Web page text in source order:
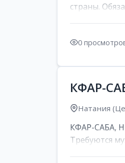
страны.
0
КФАР-
Натания
КФАР-САБА,
Требуются